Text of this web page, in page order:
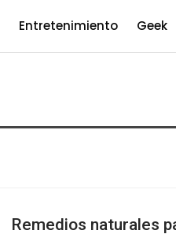
Entretenimiento Geek
Remedios naturales